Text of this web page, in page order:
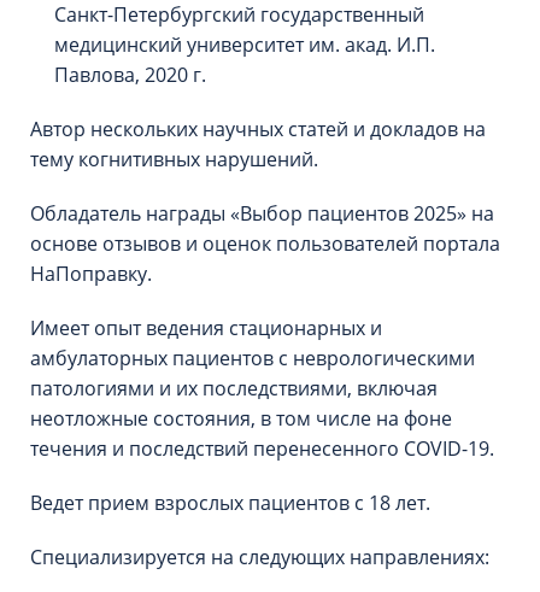
Санкт-Петербургский государственный
медицинский университет им. акад. И.П.
Павлова, 2020 г.
Автор нескольких научных статей и докладов на
тему когнитивных нарушений.
Обладатель награды «Выбор пациентов 2025» на
основе отзывов и оценок пользователей портала
НаПоправку.
Имеет опыт ведения стационарных и
амбулаторных пациентов с неврологическими
патологиями и их последствиями, включая
неотложные состояния, в том числе на фоне
течения и последствий перенесенного COVID-19.
Ведет прием взрослых пациентов с 18 лет.
Специализируется на следующих направлениях: